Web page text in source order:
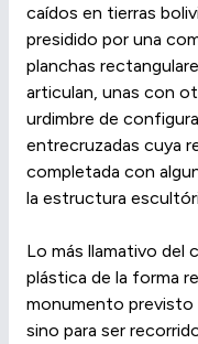
caídos en tierras
presidido por una
planchas
articulan, unas con
urdimbre de
entrecruzadas cuya
completada con
la estructura
Lo más llamativo del
plástica de la forma
monumento previsto
sino para ser